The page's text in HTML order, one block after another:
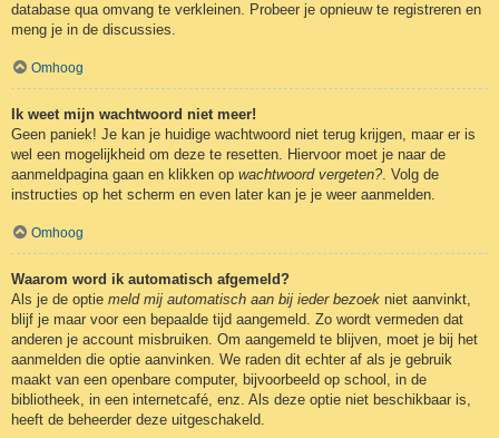
database qua omvang te verkleinen. Probeer je opnieuw te registreren en
meng je in de discussies.
Omhoog
Ik weet mijn wachtwoord niet meer!
Geen paniek! Je kan je huidige wachtwoord niet terug krijgen, maar er is
wel een mogelijkheid om deze te resetten. Hiervoor moet je naar de
aanmeldpagina gaan en klikken op wachtwoord vergeten?. Volg de
instructies op het scherm en even later kan je je weer aanmelden.
Omhoog
Waarom word ik automatisch afgemeld?
Als je de optie meld mij automatisch aan bij ieder bezoek niet aanvinkt,
blijf je maar voor een bepaalde tijd aangemeld. Zo wordt vermeden dat
anderen je account misbruiken. Om aangemeld te blijven, moet je bij het
aanmelden die optie aanvinken. We raden dit echter af als je gebruik
maakt van een openbare computer, bijvoorbeeld op school, in de
bibliotheek, in een internetcafé, enz. Als deze optie niet beschikbaar is,
heeft de beheerder deze uitgeschakeld.